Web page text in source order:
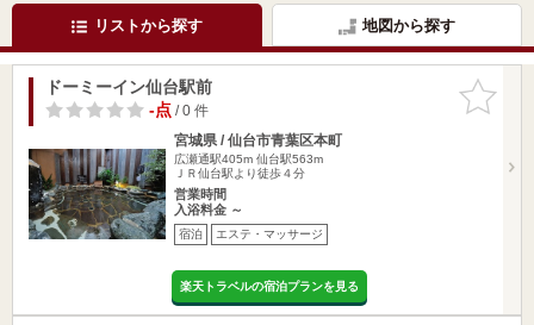
リストから探す 地図から探す
お気に入
りに追加
ドーミーイン仙台駅前
-点/ 0 件
宮城県 / 仙台市青葉区本町
広瀬通駅405m 仙台駅563m
ＪＲ仙台駅より徒歩４分
営業時間
入浴料金 ～
宿泊 エステ・マッサージ
楽天トラベルの宿泊プランを見る